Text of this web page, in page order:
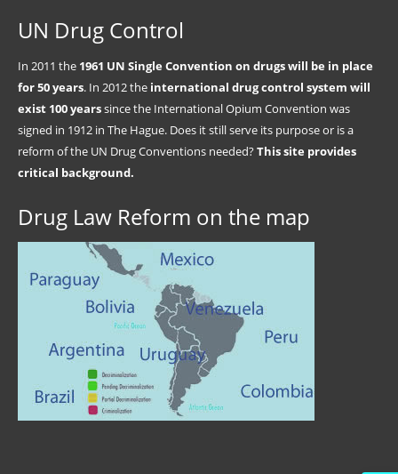
UN Drug Control
In 2011 the 1961 UN Single Convention on drugs will be in place
for 50 years. In 2012 the international drug control system will
exist 100 yearssince the International Opium Convention was
signed in 1912 in The Hague. Does it still serve its purpose or is a
reform of the UN Drug Conventions needed?This site provides
critical background.
Drug Law Reform on the map